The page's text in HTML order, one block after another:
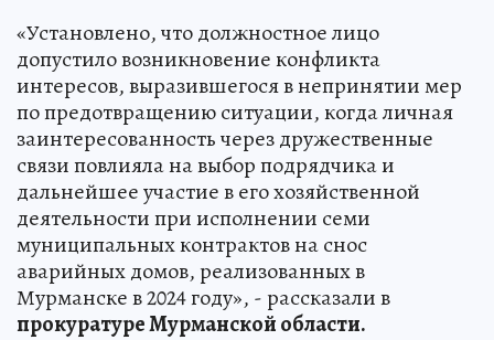
«Установлено, что должностное лицо
допустило возникновение конфликта
интересов, выразившегося в непринятии мер
по предотвращению ситуации, когда личная
заинтересованность через дружественные
связи повлияла на выбор подрядчика и
дальнейшее участие в его хозяйственной
деятельности при исполнении семи
муниципальных контрактов на снос
аварийных домов, реализованных в
Мурманске в 2024 году», - рассказали в
прокуратуре Мурманской области.